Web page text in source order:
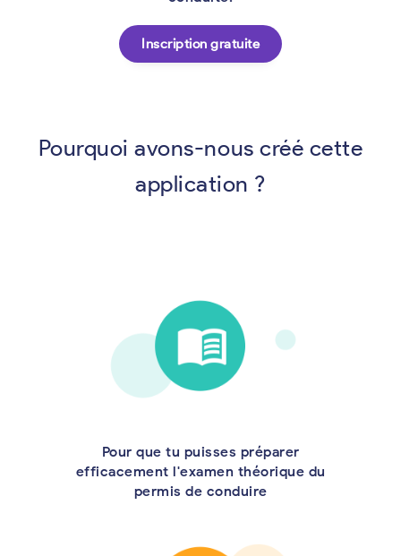
Inscription gratuite
Pourquoi avons-nous créé cette
application ?
Pour que tu puisses préparer
efficacement l'examen théorique du
permis de conduire